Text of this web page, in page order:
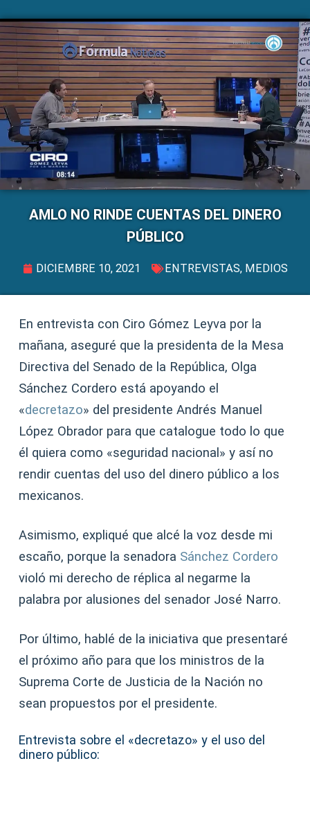
AMLO NO RINDE CUENTAS DEL DINERO
PÚBLICO
DICIEMBRE 10, 2021 ENTREVISTAS, MEDIOS
En entrevista con Ciro Gómez Leyva por la
mañana, aseguré que la presidenta de la Mesa
Directiva del Senado de la República, Olga
Sánchez Cordero está apoyando el
«decretazo» del presidente Andrés Manuel
López Obrador para que catalogue todo lo que
él quiera como «seguridad nacional» y así no
rendir cuentas del uso del dinero público a los
mexicanos.
Asimismo, expliqué que alcé la voz desde mi
escaño, porque la senadora Sánchez Cordero
violó mi derecho de réplica al negarme la
palabra por alusiones del senador José Narro.
Por último, hablé de la iniciativa que presentaré
el próximo año para que los ministros de la
Suprema Corte de Justicia de la Nación no
sean propuestos por el presidente.
Entrevista sobre el «decretazo» y el uso del
dinero público: